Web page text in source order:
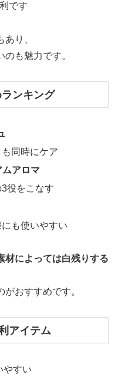
です
り、
も魅力です。
ンキング
同時にケア
ムアロマ
役をこなす
も使いやすい
材によっては白残りする
おすすめです。
アイテム
やすい